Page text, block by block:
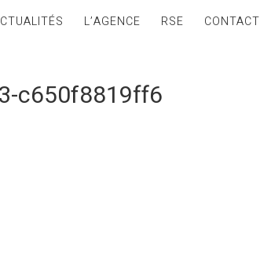
L’AGENCE RSE CONTACT
c650f8819ff6